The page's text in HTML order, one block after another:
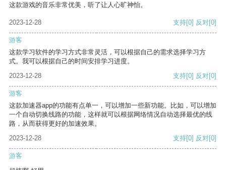
这款游戏的音乐非常优美，听了让人心旷神怡。
2023-12-28 支持[0] 反对[0]
游客
这款学习软件的学习方式非常灵活，可以根据自己的需求选择学习方
式。我可以根据自己的时间安排学习进度。
2023-12-28
支持[0] 反对[0]
游客
这款加速器app的功能有点单一，可以增加一些新功能。比如，可以增加
一个自动切换线路的功能，这样就可以根据网络情况自动选择最优的线
路，从而获得更好的加速效果。
2023-12-28
支持[0] 反对[0]
游客